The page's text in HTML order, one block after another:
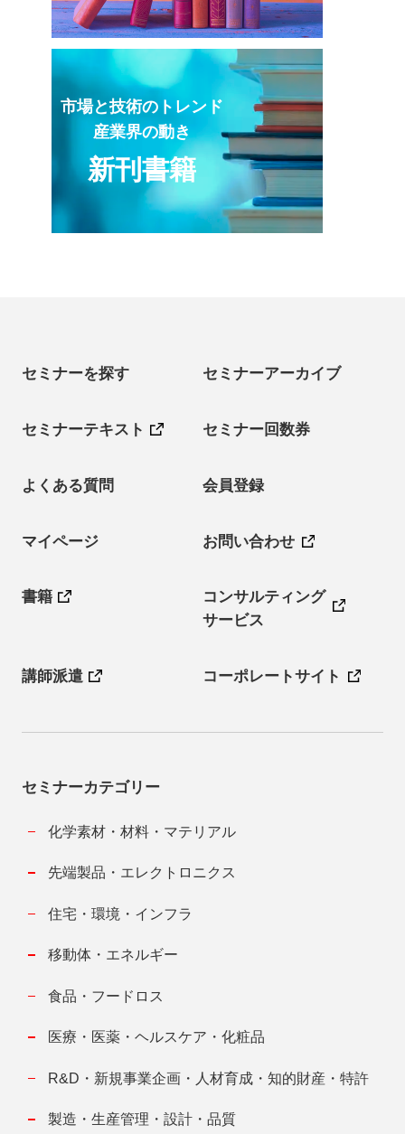
市場と技術のトレンド
産業界の動き
新刊書籍
セミナーを探す セミナーアーカイブ
セミナーテキスト セミナー回数券
よくある質問 会員登録
マイページ お問い合わせ
書籍
コンサルティング
サービス
講師派遣 コーポレートサイト
セミナーカテゴリー
化学素材・材料・マテリアル
先端製品・エレクトロニクス
住宅・環境・インフラ
移動体・エネルギー
食品・フードロス
医療・医薬・ヘルスケア・化粧品
R&D・新規事業企画・人材育成・知的財産・特許
製造・生産管理・設計・品質